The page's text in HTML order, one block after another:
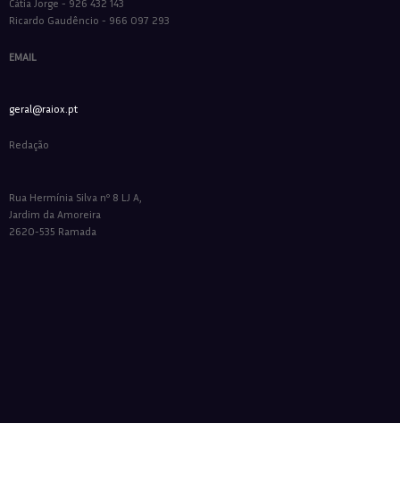
Cátia Jorge - 926 432 143
Ricardo Gaudêncio - 966 097 293
EMAIL
geral@raiox.pt
Redação
Rua Hermínia Silva nº 8 LJ A,
Jardim da Amoreira
2620-535 Ramada